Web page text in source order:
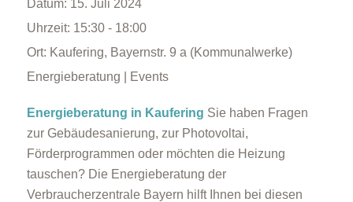
Datum: 15. Juli 2024
Uhrzeit: 15:30 - 18:00
Ort: Kaufering, Bayernstr. 9 a (Kommunalwerke)
Energieberatung | Events
Energieberatung in Kaufering Sie haben Fragen
zur Gebäudesanierung, zur Photovoltai,
Förderprogrammen oder möchten die Heizung
tauschen? Die Energieberatung der
Verbraucherzentrale Bayern hilft Ihnen bei diesen